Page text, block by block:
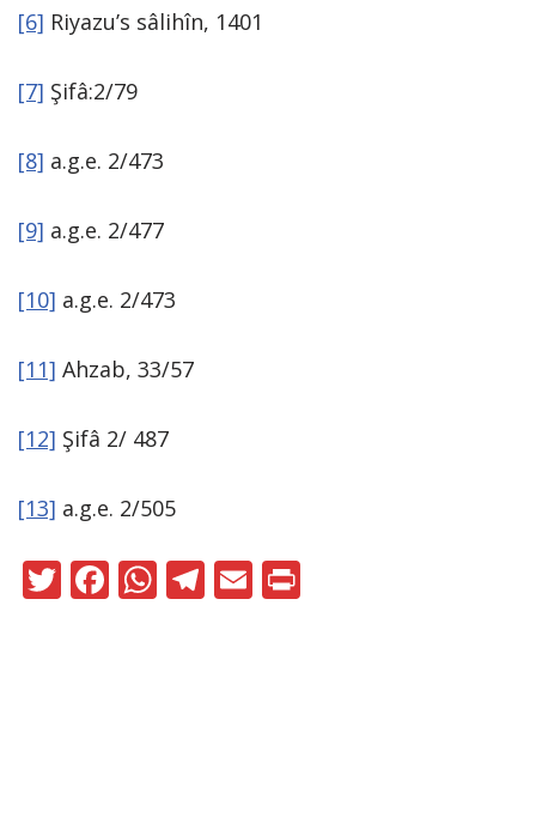
[6] Riyazu’s sâlihîn, 1401
[7] Şifâ:2/79
[8] a.g.e. 2/473
[9] a.g.e. 2/477
[10] a.g.e. 2/473
[11] Ahzab, 33/57
[12] Şifâ 2/ 487
[13] a.g.e. 2/505
T F W T E